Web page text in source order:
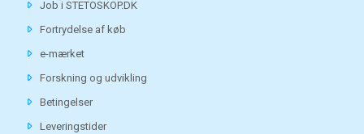
Job i STETOSKOP.DK
Fortrydelse af køb
e-mærket
Forskning og udvikling
Betingelser
Leveringstider